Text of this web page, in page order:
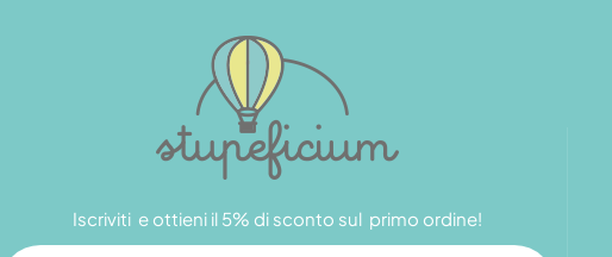
Iscriviti e ottieni il 5% di sconto sul primo ordine!